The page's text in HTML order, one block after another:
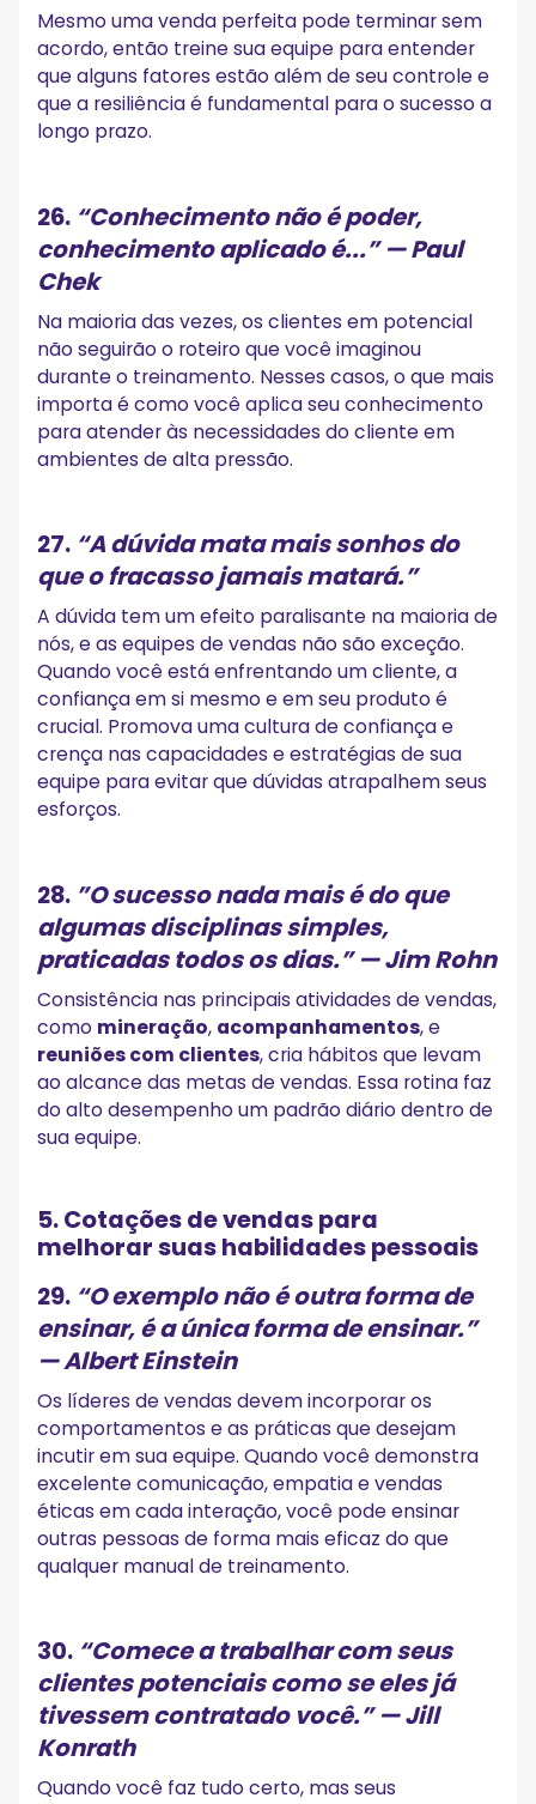
Mesmo uma venda perfeita pode terminar sem
acordo, então treine sua equipe para entender
que alguns fatores estão além de seu controle e
que a resiliência é fundamental para o sucesso a
longo prazo.
26. “Conhecimento não é poder,
conhecimento aplicado é...”— Paul
Chek
Na maioria das vezes, os clientes em potencial
não seguirão o roteiro que você imaginou
durante o treinamento. Nesses casos, o que mais
importa é como você aplica seu conhecimento
para atender às necessidades do cliente em
ambientes de alta pressão.
27. “A dúvida mata mais sonhos do
que o fracasso jamais matará.”
A dúvida tem um efeito paralisante na maioria de
nós, e as equipes de vendas não são exceção.
Quando você está enfrentando um cliente, a
confiança em si mesmo e em seu produto é
crucial. Promova uma cultura de confiança e
crença nas capacidades e estratégias de sua
equipe para evitar que dúvidas atrapalhem seus
esforços.
28. ”O sucesso nada mais é do que
algumas disciplinas simples,
praticadas todos os dias.”— Jim Rohn
Consistência nas principais atividades de vendas,
como mineração, acompanhamentos, e
reuniões com clientes, cria hábitos que levam
ao alcance das metas de vendas. Essa rotina faz
do alto desempenho um padrão diário dentro de
sua equipe.
5. Cotações de vendas para
melhorar suas habilidades pessoais
29. “O exemplo não é outra forma de
ensinar, é a única forma de ensinar.”
— Albert Einstein
Os líderes de vendas devem incorporar os
comportamentos e as práticas que desejam
incutir em sua equipe. Quando você demonstra
excelente comunicação, empatia e vendas
éticas em cada interação, você pode ensinar
outras pessoas de forma mais eficaz do que
qualquer manual de treinamento.
30. “Comece a trabalhar com seus
clientes potenciais como se eles já
tivessem contratado você.”— Jill
Konrath
Quando você faz tudo certo, mas seus